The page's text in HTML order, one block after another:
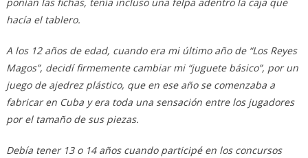
ponían las fichas, tenía incluso una felpa adentro la caja que
hacía el tablero.
A los 12 años de edad, cuando era mi último año de “Los Reyes
Magos”, decidí firmemente cambiar mi “juguete básico”, por un
juego de ajedrez plástico, que en ese año se comenzaba a
fabricar en Cuba y era toda una sensación entre los jugadores
por el tamaño de sus piezas.
Debía tener 13 o 14 años cuando participé en los concursos